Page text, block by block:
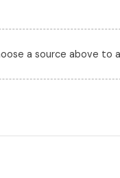
a source above to